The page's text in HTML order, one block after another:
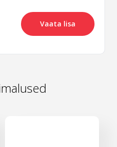
Vaata lisa